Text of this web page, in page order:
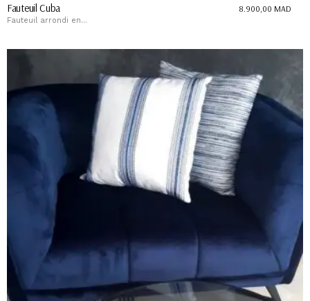
Fauteuil Cuba
Fauteuil arrondi en...
8.900,00 MAD